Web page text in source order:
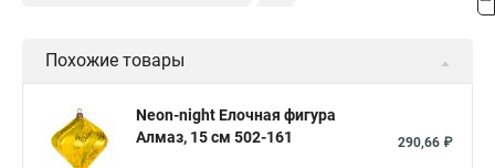
Похожие товары
Neon-night Елочная фигура
Алмаз, 15 см 502-161
290,66 ₽